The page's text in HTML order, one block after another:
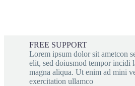
FREE SUPPORT
Lorem ipsum dolor sit ametcon
elit, sed doiusmod tempor incidi
magna aliqua. Ut enim ad mini
exercitation ullamco